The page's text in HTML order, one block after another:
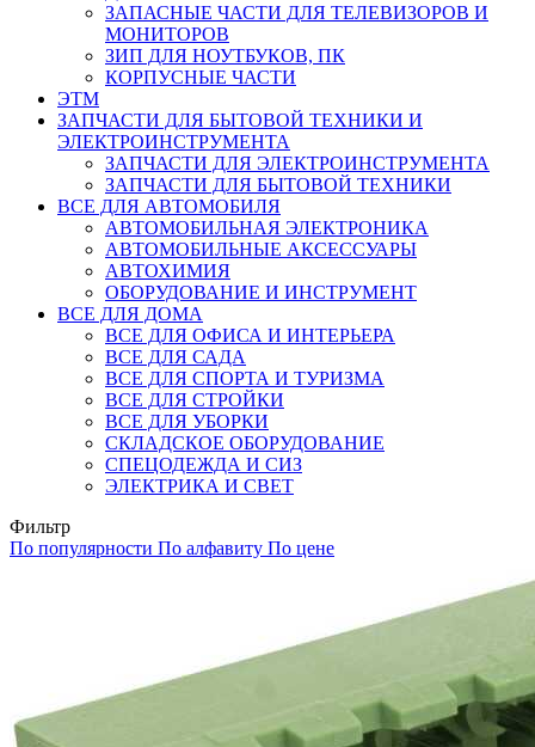
ЗАПАСНЫЕ ЧАСТИ ДЛЯ ТЕЛЕВИЗОРОВ И
МОНИТОРОВ
ЗИП ДЛЯ НОУТБУКОВ, ПК
КОРПУСНЫЕ ЧАСТИ
ЭТМ
ЗАПЧАСТИ ДЛЯ БЫТОВОЙ ТЕХНИКИ И
ЭЛЕКТРОИНСТРУМЕНТА
ЗАПЧАСТИ ДЛЯ ЭЛЕКТРОИНСТРУМЕНТА
ЗАПЧАСТИ ДЛЯ БЫТОВОЙ ТЕХНИКИ
ВСЕ ДЛЯ АВТОМОБИЛЯ
АВТОМОБИЛЬНАЯ ЭЛЕКТРОНИКА
АВТОМОБИЛЬНЫЕ АКСЕССУАРЫ
АВТОХИМИЯ
ОБОРУДОВАНИЕ И ИНСТРУМЕНТ
ВСЕ ДЛЯ ДОМА
ВСЕ ДЛЯ ОФИСА И ИНТЕРЬЕРА
ВСЕ ДЛЯ САДА
ВСЕ ДЛЯ СПОРТА И ТУРИЗМА
ВСЕ ДЛЯ СТРОЙКИ
ВСЕ ДЛЯ УБОРКИ
СКЛАДСКОЕ ОБОРУДОВАНИЕ
СПЕЦОДЕЖДА И СИЗ
ЭЛЕКТРИКА И СВЕТ
Фильтр
По популярности По алфавиту По цене